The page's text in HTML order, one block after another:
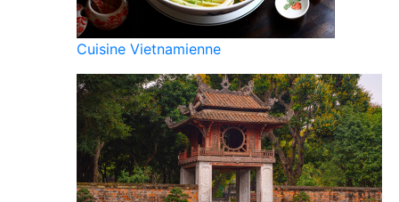
Cuisine Vietnamienne